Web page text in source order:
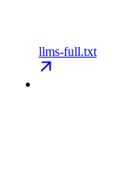
llms-full.txt